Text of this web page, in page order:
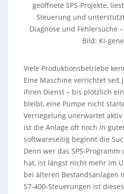
geöffnete SPS-Projekte,
Steuerung und
Diagnose und Fehlersuche
Bild: KI-
Viele Produktionsbetriebe
Eine Maschine verrichtet seit
ihren Dienst – bis plötzlich
bleibt, eine Pumpe nicht
Verriegelung unerwartet
ist die Anlage oft noch in
softwareseitig beginnt die
Denn wer das SPS-
hat, ist längst nicht mehr im
bei älteren Bestandsanlagen
S7-400-Steuerungen ist